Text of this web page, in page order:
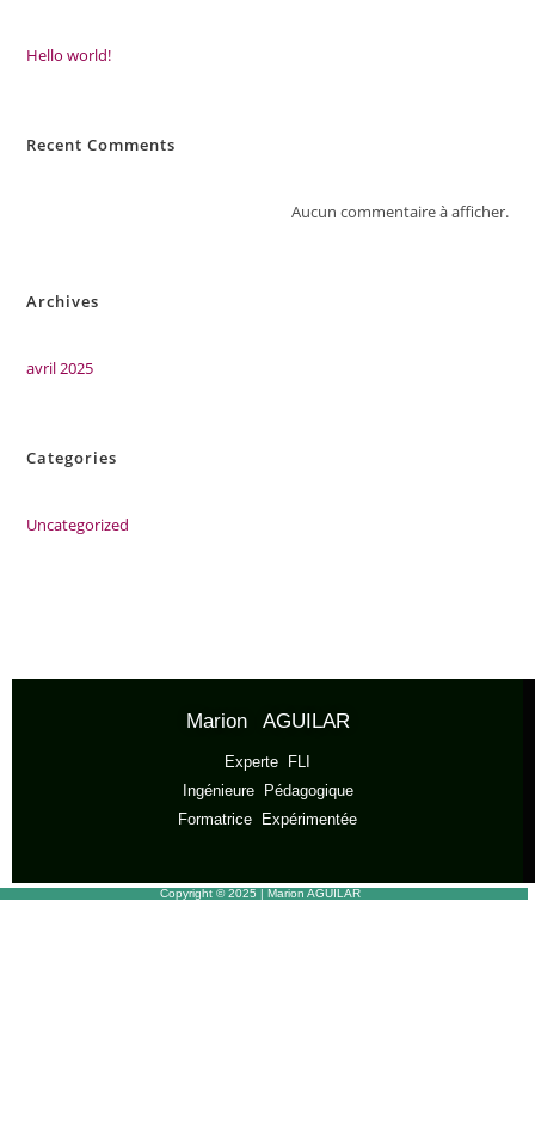
Hello world!
Recent Comments
Aucun commentaire à afficher.
Archives
avril 2025
Categories
Uncategorized
Marion AGUILAR
Experte FLI
Ingénieure Pédagogique
Formatrice Expérimentée
Copyright © 2025 | Marion AGUILAR